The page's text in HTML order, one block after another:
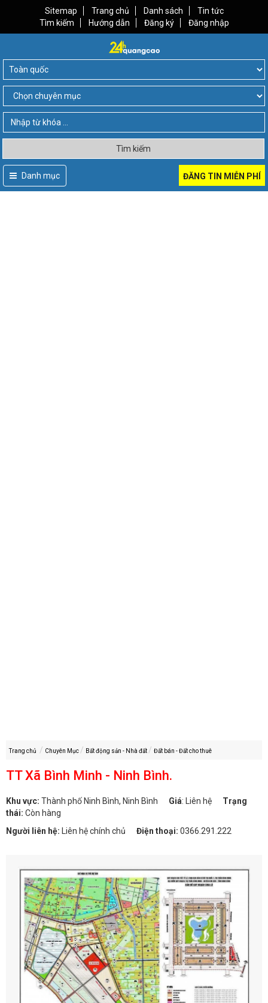
Sitemap Trang chủ Danh sách
Tin tức
Tìm kiếm
Hướng dẫn Đăng ký Đăng nhập
Tìm kiếm
Danh mục ĐĂNG TIN MIỄN PHÍ
Trang chủ Chuyên Mục Bất động sản - Nhà đất Đất bán - Đất cho thuê
TT Xã Bình Minh - Ninh Bình.
Khu vực: Thành phố Ninh Bình, Ninh Bình Giá: Liên hệ
Trạng
thái: Còn hàng
Người liên hệ: Liên hệ chính chủ Điện thoại: 0366.291.222